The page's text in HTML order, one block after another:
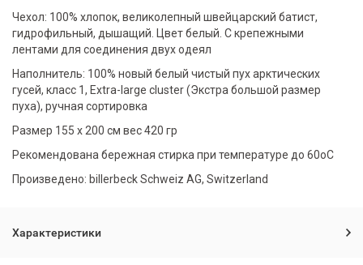
Чехол: 100% хлопок, великолепный швейцарский батист,
гидрофильный, дышащий. Цвет белый. С крепежными
лентами для соединения двух одеял
Наполнитель: 100% новый белый чистый пух арктических
гусей, класс 1, Extra-large cluster (Экстра большой размер
пуха), ручная сортировка
Размер 155 х 200 см вес 420 гр
Рекомендована бережная стирка при температуре до 60оС
Произведено: billerbeck Schweiz AG, Switzerland
Характеристики